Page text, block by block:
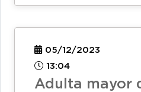
05/12/2023
13:04
Adulta mayor